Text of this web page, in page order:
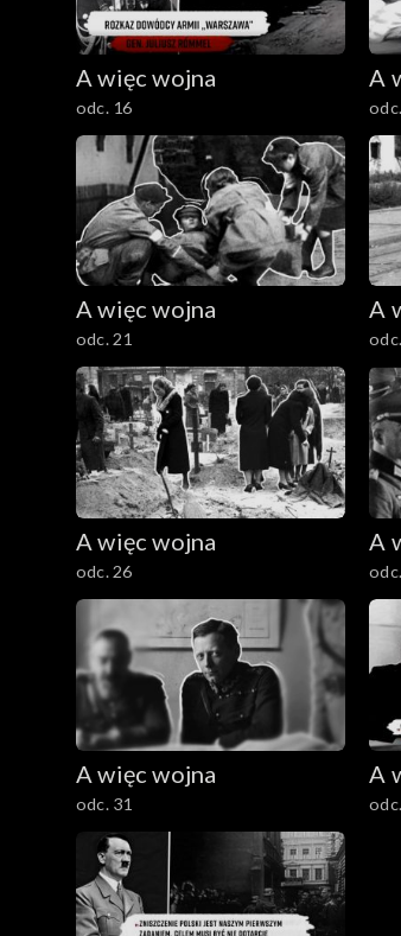
A więc wojna
odc. 16
A
A więc wojna
odc. 21
A
A więc wojna
odc. 26
A
A więc wojna
odc. 31
A